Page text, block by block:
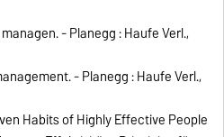
- Planegg : Haufe Verl.,
- Planegg : Haufe Verl.,
Habits of Highly Effective People